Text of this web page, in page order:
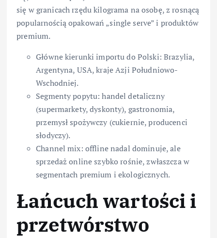
się w granicach rzędu kilograma na osobę, z rosnącą
popularnością opakowań „single serve” i produktów
premium.
Główne kierunki importu do Polski: Brazylia,
Argentyna, USA, kraje Azji Południowo-
Wschodniej.
Segmenty popytu: handel detaliczny
(supermarkety, dyskonty), gastronomia,
przemysł spożywczy (cukiernie, producenci
słodyczy).
Channel mix: offline nadal dominuje, ale
sprzedaż online szybko rośnie, zwłaszcza w
segmentach premium i ekologicznych.
Łańcuch wartości i
przetwórstwo